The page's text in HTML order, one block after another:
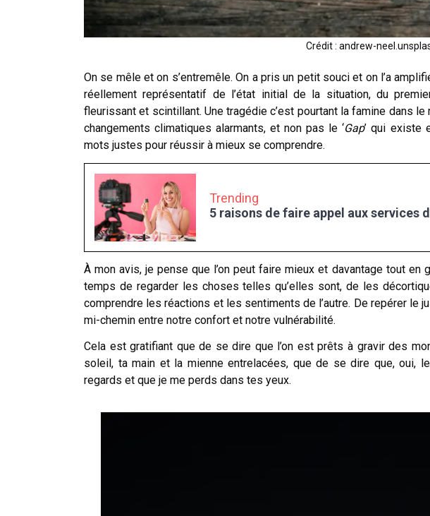
Crédit : andrew-
On se mêle et on s’entremêle. On a pris un petit souci et on l’a
réellement représentatif de l’état initial de la situation, du
fleurissant et scintillant. Une tragédie c’est pourtant la famine dans
changements climatiques alarmants, et non pas le ‘Gap’ qui existe
mots justes pour réussir à mieux se comprendre.
Trending
5 raisons de faire appel aux services
À mon avis, je pense que l’on peut faire mieux et davantage tout
temps de regarder les choses telles qu’elles sont, de les
comprendre les réactions et les sentiments de l’autre. De repérer le
mi-chemin entre notre confort et notre vulnérabilité.
Cela est gratifiant que de se dire que l’on est prêts à gravir des
soleil, ta main et la mienne entrelacées, que de se dire que, oui,
regards et que je me perds dans tes yeux.